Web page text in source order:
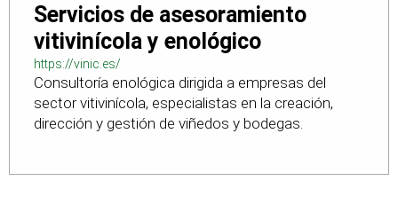
Servicios de asesoramiento
vitivinícola y enológico
https://vinic.es/
Consultoría enológica dirigida a empresas del
sector vitivinícola, especialistas en la creación,
dirección y gestión de viñedos y bodegas.